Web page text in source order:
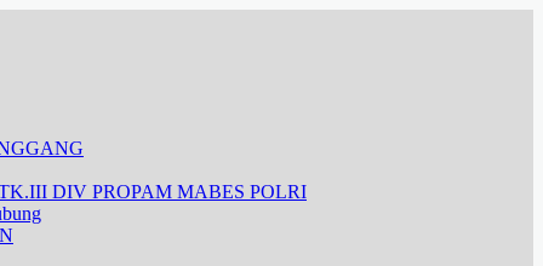
DIV PROPAM MABES POLRI